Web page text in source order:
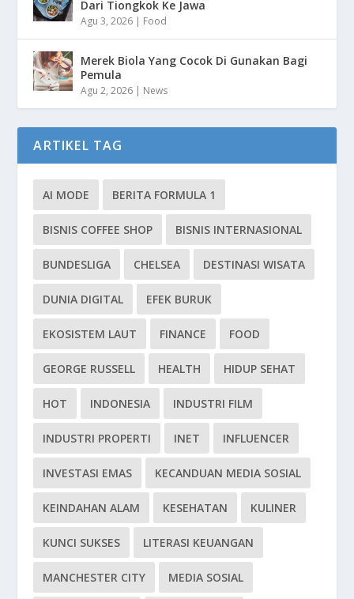
Dari Tiongkok Ke Jawa
Agu 3, 2026 | Food
Merek Biola Yang Cocok Di Gunakan Bagi
Pemula
Agu 2, 2026 | News
ARTIKEL TAG
AI MODE BERITA FORMULA 1
BISNIS COFFEE SHOP BISNIS INTERNASIONAL
BUNDESLIGA CHELSEA DESTINASI WISATA
DUNIA DIGITAL EFEK BURUK
EKOSISTEM LAUT FINANCE FOOD
GEORGE RUSSELL HEALTH HIDUP SEHAT
HOT INDONESIA INDUSTRI FILM
INDUSTRI PROPERTI INET INFLUENCER
INVESTASI EMAS KECANDUAN MEDIA SOSIAL
KEINDAHAN ALAM KESEHATAN KULINER
KUNCI SUKSES LITERASI KEUANGAN
MANCHESTER CITY MEDIA SOSIAL